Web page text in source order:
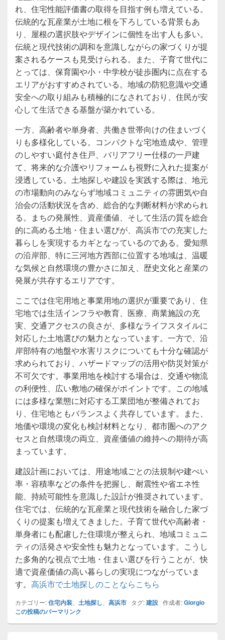
れ、住宅性能評価書の取得を目指す例も増えている。
伝統的な瓦産業が土地に根を下ろしている背景もあ
り、屋根の選択肢やデザインに個性を出す人も多い。
伝統と現代技術の調和を意識しながらの家づくりが提
案されるケースも見受けられる。また、子育て世代に
とっては、保育園や小・中学校が徒歩圏内に点在する
エリアがおすすめされている。地域の防犯意識や交通
安全への取り組みも積極的になされており、住民が安
心して生活できる基盤が築かれている。
一方、高齢者や単身者、共働き世帯向けの住まいづく
りも多様化している。コンパクトな宅地造成や、管理
のしやすい庭付き住戸、バリアフリー仕様の一戸建
て、将来的な介護やリフォームも視野に入れた提案が
浸透している。土地探しや建設を実践する際は、地元
の市場動向のみならず地域コミュニティの雰囲気や自
治会の活動状況を含め、総合的な判断材料が求められ
る。まちの発展性、資産価値、そして生活の質を総合
的に高める土地・住まい選びが、高浜市での充実した
暮らしを実現するカギとなっているのである。愛知県
の沿岸部、特に三河地方西部に位置する地域は、温暖
な気候と自然環境の豊かさに加え、歴史文化と産業の
発展が共存するエリアです。
ここでは住宅用地と事業用地の選択が重要であり、住
宅地では生活インフラや教育、医療、商業施設の充
実、交通アクセスの良さが、多様なライフスタイルに
対応した土地選びの魅力となっています。一方で、沿
岸部特有の地盤や水害リスクについても十分な確認が
求められており、ハザードマップの活用や防災対策が
不可欠です。事業用地を検討する場合は、交通や物流
の利便性、広い敷地の確保がポイントです。この地域
には多様な業態に対応する工業団地が整備されてお
り、住宅地ともバランスよく共存しています。また、
地価や環境の変化も検討材料となり、都市圏へのアク
セスと自然環境の両立、資産価値の維持への期待が高
まっています。
建設計画においては、用途地域ごとの法規制や建ぺい
率・容積率などの条件を把握し、耐震性や省エネ性
能、持続可能性を意識した設計が推奨されています。
住宅では、伝統的な瓦産業と現代技術を融合した家づ
くりの提案も増えてきました。子育て世代や高齢者・
単身者にも配慮した住環境が整えられ、地域コミュニ
ティの活発さや安全性も魅力となっています。こうし
た多角的な視点で土地・住まい選びを行うことが、快
適で資産価値の高い暮らしの実現につながっていま
す。 高浜市で土地探しのことならこちら
カテゴリー:住宅内装 土地探し 高浜市 タグ:建設 作成者:Giorgio
この投稿のパーマリンク